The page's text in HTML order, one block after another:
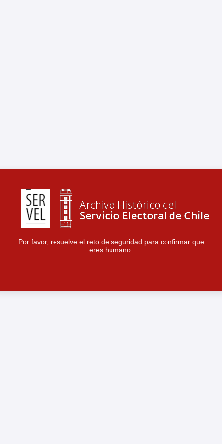
Por favor, resuelve el reto de seguridad para confirmar que
eres humano.